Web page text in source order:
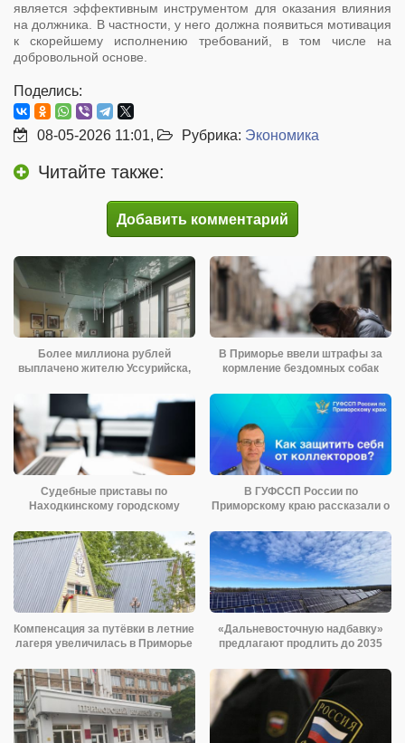
является эффективным инструментом для оказания влияния
на должника. В частности, у него должна появиться мотивация
к скорейшему исполнению требований, в том числе на
добровольной основе.
Поделись:
08-05-2026 11:01, Рубрика: Экономика
Читайте также:
Добавить комментарий
Более миллиона рублей
выплачено жителю Уссурийска,
В Приморье ввели штрафы за
кормление бездомных собак
Судебные приставы по
Находкинскому городскому
В ГУФССП России по
Приморскому краю рассказали о
Компенсация за путёвки в летние
лагеря увеличилась в Приморье
«Дальневосточную надбавку»
предлагают продлить до 2035